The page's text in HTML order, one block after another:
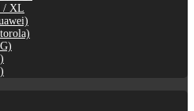
/ XL